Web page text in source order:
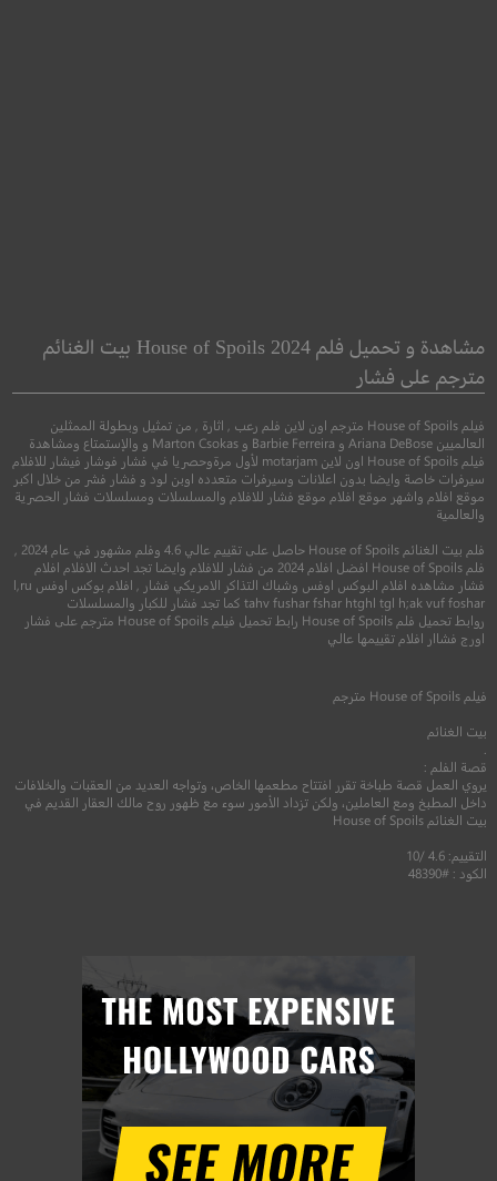
حب بقوة
6.5
4.7
مشاهدة و تحميل فلم House of Spoils 2024 بيت الغنائم
مترجم على فشار
فيلم House of Spoils مترجم اون لاين فلم رعب , اثارة , من تمثيل وبطولة الممثلين
العالميين Ariana DeBose و Barbie Ferreira و Marton Csokas و والإستمتاع ومشاهدة
فيلم House of Spoils اون لاين motarjam لأول مرةوحصريا في فشار فوشار فيشار للافلام
سيرفرات خاصة وايضا بدون اعلانات وسيرفرات متعدده اوبن لود و فشار فشر من خلال اكبر
موقع افلام واشهر موقع افلام موقع فشار للافلام والمسلسلات ومسلسلات فشار الحصرية
والعالمية
فلم House of Spoils افضل افلام 2024 من فشار للافلام وايضا تجد احدث الافلام افلام
فشار مشاهده افلام البوكس اوفس وشباك التذاكر الامريكي فشار , افلام بوكس اوفس l,ru
tahv fushar fshar htghl tgl h;ak vuf foshar كما تجد فشار للكبار والمسلسلات
روابط تحميل فلم House of Spoils رابط تحميل فيلم House of Spoils مترجم على فشار
اورج فشاار افلام تقييمها عالي
فيلم House of Spoils مترجم
بيت الغنائم
قصة الفلم :
يروي العمل قصة طباخة تقرر افتتاح مطعمها الخاص، وتواجه العديد من العقبات والخلافات
داخل المطبخ ومع العاملين، ولكن تزداد الأمور سوء مع ظهور روح مالك العقار القديم في
بيت الغنائم House of Spoils
التقييم: 4.6 /10
الكود : #48390